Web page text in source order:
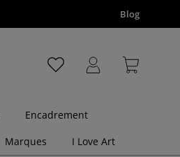
Blog
Encadrement
Marques I Love Art